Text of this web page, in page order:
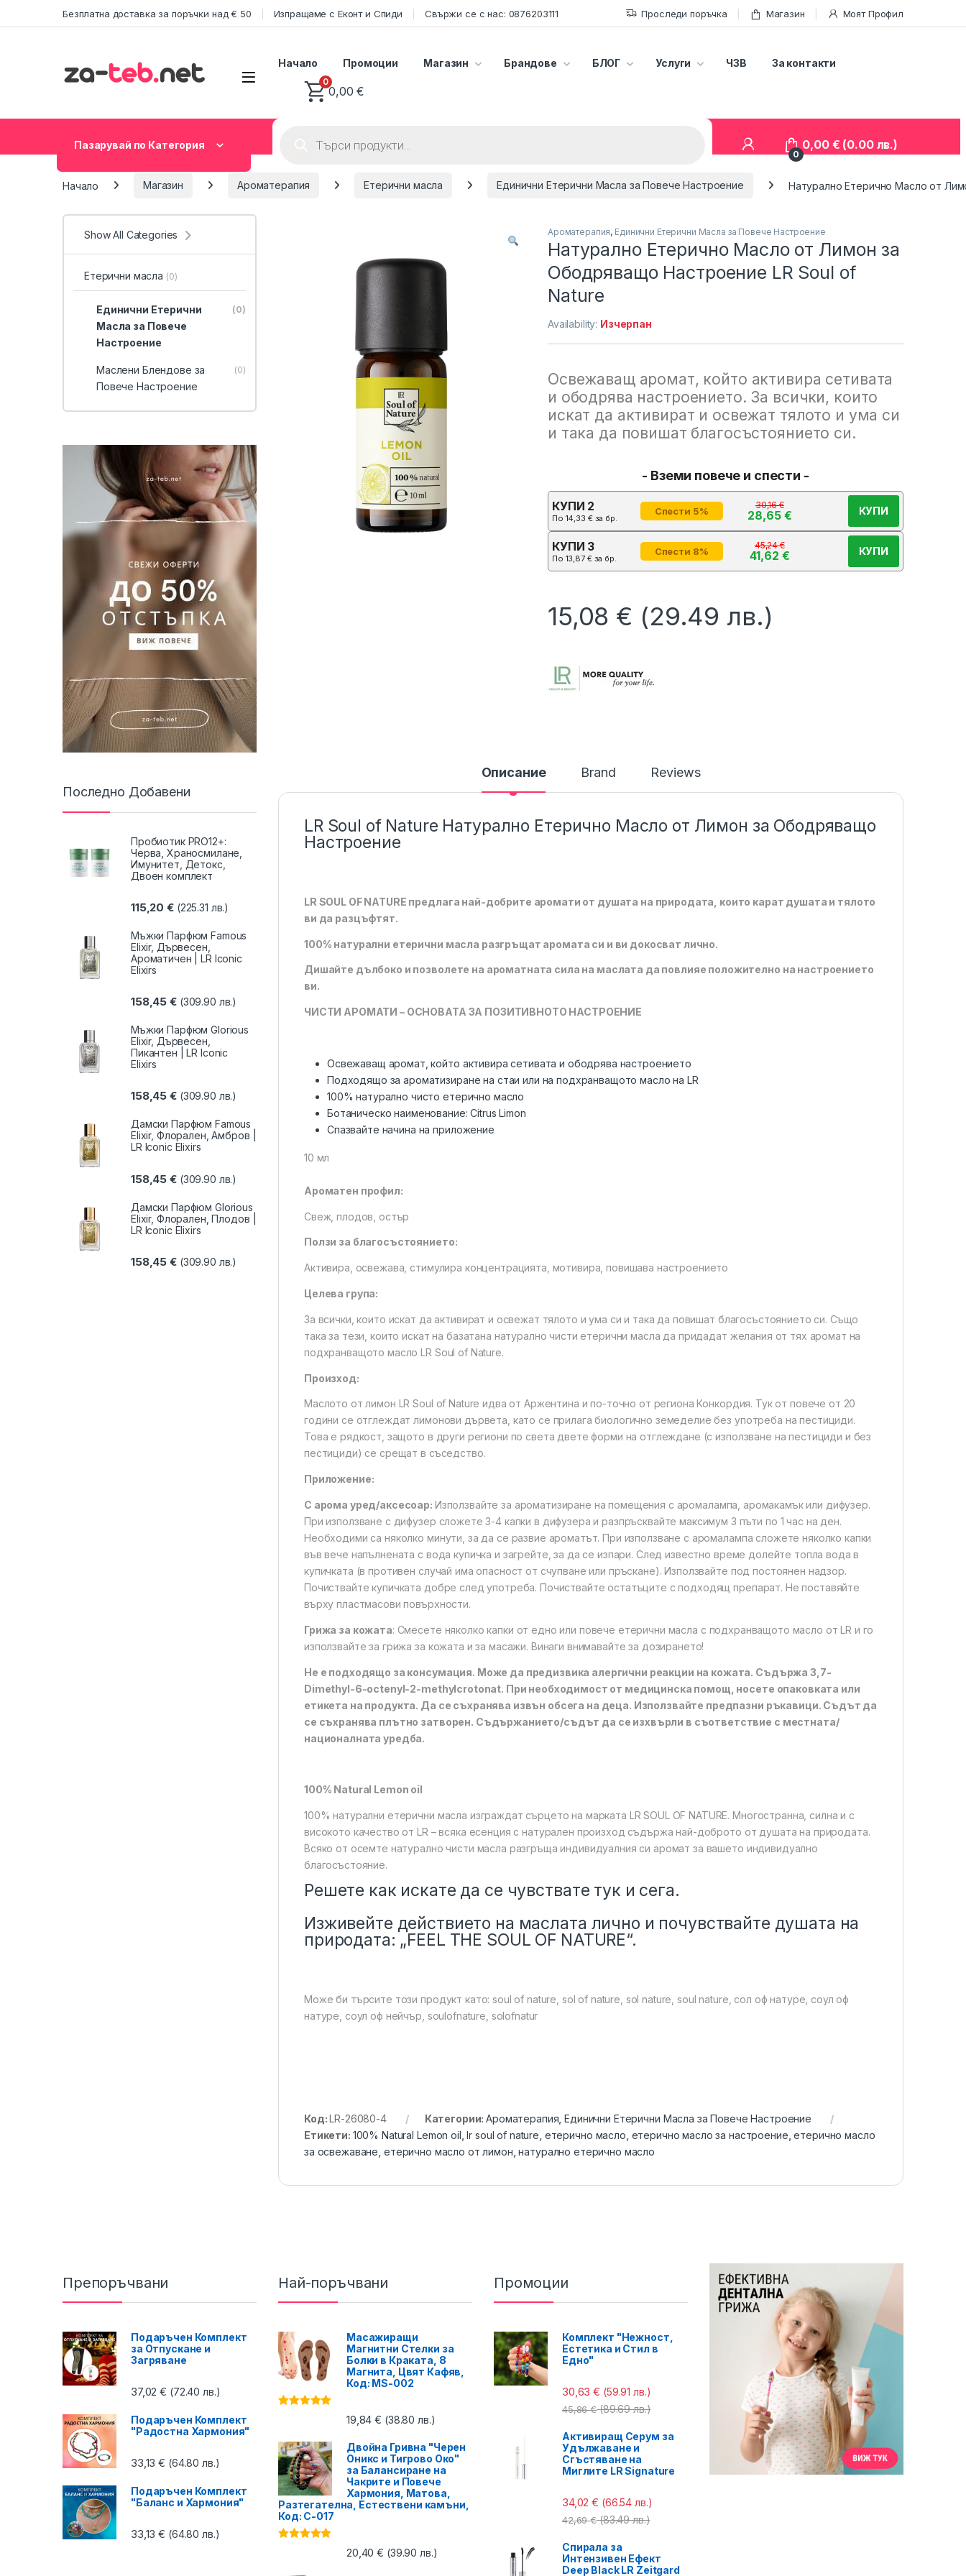
Безплатна доставка за поръчки над € 50 Изпращаме с Еконт и Спиди Свържи се с нас: 0876203111 Проследи поръчка Магазин Моят Профил
Начало Промоции Магазин Брандове БЛОГ Услуги ЧЗВ За контакти
0
0,00€
Пазарувай по Категория
0
0,00 € (0.00 лв.)
Начало Магазин Ароматерапия Етерични масла Единични Етерични Масла за Повече Настроение Натурално Етерично Масло от
Ароматерапия, Единични Етерични Масла за Повече Настроение
Натурално Етерично Масло от Лимон за
Ободряващо Настроение LR Soul of
Nature
Availability: Изчерпан
Освежаващ аромат, който активира сетивата
и ободрява настроението. За всички, които
искат да активират и освежат тялото и ума си
и така да повишат благосъстоянието си.
- Вземи повече и спести -
КУПИ 2
По 14,33 €за бр.
Спести 5%
30,16€
28,65 € КУПИ
КУПИ 3
По 13,87 €за бр.
Спести 8%
45,24€
41,62 € КУПИ
15,08 € (29.49 лв.)
Описание Brand Reviews
LR Soul of Nature Натурално Етерично Масло от Лимон за Ободряващо
Настроение
LR SOUL OF NATURE предлага най-добрите аромати от душата на природата, които карат душата и тялото
ви да разцъфтят.
100% натурални етерични масла разгръщат аромата си и ви докосват лично.
Дишайте дълбоко и позволете на ароматната сила на маслата да повлияе положително на настроението
ви.
ЧИСТИ АРОМАТИ – ОСНОВАТА ЗА ПОЗИТИВНОТО НАСТРОЕНИЕ
Освежаващ аромат, който активира сетивата и ободрява настроението
Подходящо за ароматизиране на стаи или на подхранващото масло на LR
100% натурално чисто етерично масло
Ботаническо наименование: Citrus Limon
Спазвайте начина на приложение
10 мл
Ароматен профил:
Свеж, плодов, остър
Ползи за благосъстоянието:
Активира, освежава, стимулира концентрацията, мотивира, повишава настроението
Целева група:
За всички, които искат да активират и освежат тялото и ума си и така да повишат благосъстоянието си. Също
така за тези, които искат на базатана натурално чисти етерични масла да придадат желания от тях аромат на
подхранващото масло LR Soul of Nature.
Произход:
Маслото от лимон LR Soul of Nature идва от Аржентина и по-точно от региона Конкордия. Тук от повече от 20
години се отглеждат лимонови дървета, като се прилага биологично земеделие без употреба на пестициди.
Това е рядкост, защото в други региони по света двете форми на отглеждане (с използване на пестициди и без
пестициди) се срещат в съседство.
Приложение:
С арома уред/аксесоар: Използвайте за ароматизиране на помещения с аромалампа, аромакамък или дифузер.
При използване с дифузер сложете 3-4 капки в дифузера и разпръсквайте максимум 3 пъти по 1 час на ден.
Необходими са няколко минути, за да се развие ароматът. При използване с аромалампа сложете няколко капки
във вече напълнената с вода купичка и загрейте, за да се изпари. След известно време долейте топла вода в
купичката (в противен случай има опасност от счупване или пръскане). Използвайте под постоянен надзор.
Почиствайте купичката добре след употреба. Почиствайте остатъците с подходящ препарат. Не поставяйте
върху пластмасови повърхности.
Грижа за кожата: Смесете няколко капки от едно или повече етерични масла с подхранващото масло от LR и го
използвайте за грижа за кожата и за масажи. Винаги внимавайте за дозирането!
Не е подходящо за консумация. Може да предизвика алергични реакции на кожата. Съдържа 3,7-
Dimethyl-6-octenyl-2-methylcrotonat. При необходимост от медицинска помощ, носете опаковката или
етикета на продукта. Да се съхранява извън обсега на деца. Използвайте предпазни ръкавици. Съдът да
се съхранява плътно затворен. Съдържанието/съдът да се изхвърли в съответствие с местната/
националната уредба.
100% Natural Lemon oil
100% натурални етерични масла изграждат сърцето на марката LR SOUL OF NATURE. Многостранна, силна и с
високото качество от LR – всяка есенция с натурален произход съдържа най-доброто от душата на природата.
Всяко от осемте натурално чисти масла разгръща индивидуалния си аромат за вашето индивидуално
благосъстояние.
Решете как искате да се чувствате тук и сега.
Изживейте действието на маслата лично и почувствайте душата на
природата: „FEEL THE SOUL OF NATURE“.
Може би търсите този продукт като: soul of nature, sol of nature, sol nature, soul nature, сол оф натуре, соул оф
натуре, соул оф нейчър, soulofnature, solofnatur
Код:LR-26080-4 Категории:Ароматерапия ,Единични Етерични Масла за Повече Настроение
Етикети: 100% Natural Lemon oil ,lr soul of nature етерично масло етерично масло за настроение ,етерично масло
за освежаване етерично масло от лимон ,натурално етерично масло
Show All Categories
Етерични масла (0)
Единични Етерични
Масла за Повече
Настроение
(0)
Маслени Блендове за
Повече Настроение
(0)
Последно Добавени
Пробиотик PRO12+:
Черва, Храносмилане,
Имунитет, Детокс,
Двоен комплект
115,20€ (225.31 лв.)
Мъжки Парфюм Famous
Elixir, Дървесен,
Ароматичен | LR Iconic
Elixirs
158,45€ (309.90 лв.)
Мъжки Парфюм Glorious
Elixir, Дървесен,
Пикантен | LR Iconic
Elixirs
158,45€ (309.90 лв.)
Дамски Парфюм Famous
Elixir, Флорален, Амбров |
LR Iconic Elixirs
158,45€ (309.90 лв.)
Дамски Парфюм Glorious
Elixir, Флорален, Плодов |
LR Iconic Elixirs
158,45€ (309.90 лв.)
Препоръчвани
Подаръчен Комплект
за Отпускане и
Загряване
37,02€ (72.40 лв.)
Подаръчен Комплект
"Радостна Хармония"
33,13€ (64.80 лв.)
Подаръчен Комплект
"Баланс и Хармония"
33,13€ (64.80 лв.)
Най-поръчвани
Масажиращи
Магнитни Стелки за
Болки в Краката, 8
Магнита, Цвят Кафяв,
Код: MS-002
19,84€ (38.80 лв.)
Двойна Гривна "Черен
Оникс и Тигрово Око"
за Балансиране на
Чакрите и Повече
Хармония, Матова,
Разтегателна, Естествени камъни,
Код: C-017
20,40€ (39.90 лв.)
Промоции
Комплект "Нежност,
Естетика и Стил в
Едно"
30,63€ (59.91 лв.)
45,86€ (89.69 лв.)
Активиращ Серум за
Удължаване и
Сгъстяване на
Миглите LR Signature
34,02€ (66.54 лв.)
42,69€ (83.49 лв.)
Спирала за
Интензивен Ефект
Deep Black LR Zeitgard